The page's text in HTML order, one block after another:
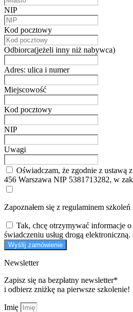
NIP
Kod pocztowy
Odbiorca(jeżeli inny niż nabywca)
Adres: ulica i numer
Miejscowość
Kod pocztowy
NIP
Uwagi
Oświadczam, że zgodnie z
456 Warszawa NIP 5381713282, w
Zapoznałem się z regulaminem
Tak, chcę otrzymywać informacje
świadczeniu usług drogą
Wyślij zamówienie
Newsletter
Zapisz się na bezpłatny newsletter*
i odbierz zniżkę na pierwsze szkolenie!
Imię